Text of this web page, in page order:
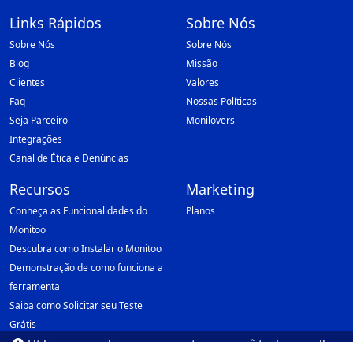
Links Rápidos
Sobre Nós
Blog
Clientes
Faq
Seja Parceiro
Integrações
Canal de Ética e Denúncias
Sobre Nós
Sobre Nós
Missão
Valores
Nossas Políticas
Monilovers
Recursos
Conheça as Funcionalidades do
Monitoo
Descubra como Instalar o Monitoo
Demonstração de como funciona a
ferramenta
Saiba como Solicitar seu Teste
Grátis
Marketing
Planos